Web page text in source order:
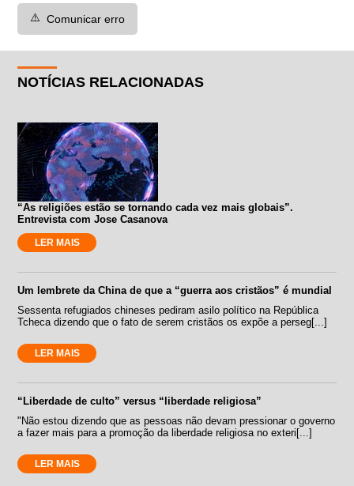
⚠️ Comunicar erro
NOTÍCIAS RELACIONADAS
“As religiões estão se tornando cada vez mais globais”.
Entrevista com Jose Casanova
LER MAIS
Um lembrete da China de que a “guerra aos cristãos” é mundial
Sessenta refugiados chineses pediram asilo político na República
Tcheca dizendo que o fato de serem cristãos os expõe a perseg[...]
LER MAIS
“Liberdade de culto” versus “liberdade religiosa”
"Não estou dizendo que as pessoas não devam pressionar o governo
a fazer mais para a promoção da liberdade religiosa no exteri[...]
LER MAIS